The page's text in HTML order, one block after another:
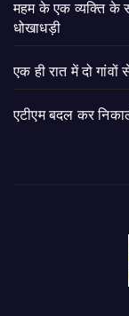
महम के एक व्यक्ति के
धोखाधड़ी
एक ही रात में दो
एटीएम बदल कर